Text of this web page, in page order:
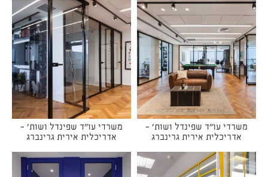
משרדי עו"ד שפינדל ושות' -
אדריכלית אירית גרינברג
משרדי עו"ד שפינדל ושות' -
אדריכלית אירית גרינברג